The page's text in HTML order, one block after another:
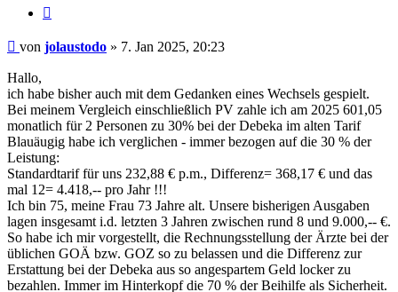
Beitrag
von jolaustodo » 7. Jan 2025, 20:23
Hallo,
ich habe bisher auch mit dem Gedanken eines Wechsels gespielt.
Bei meinem Vergleich einschließlich PV zahle ich am 2025 601,05
monatlich für 2 Personen zu 30% bei der Debeka im alten Tarif
Blauäugig habe ich verglichen - immer bezogen auf die 30 % der
Leistung:
Standardtarif für uns 232,88 € p.m., Differenz= 368,17 € und das
mal 12= 4.418,-- pro Jahr !!!
Ich bin 75, meine Frau 73 Jahre alt. Unsere bisherigen Ausgaben
lagen insgesamt i.d. letzten 3 Jahren zwischen rund 8 und 9.000,-- €.
So habe ich mir vorgestellt, die Rechnungsstellung der Ärzte bei der
üblichen GOÄ bzw. GOZ so zu belassen und die Differenz zur
Erstattung bei der Debeka aus so angespartem Geld locker zu
bezahlen. Immer im Hinterkopf die 70 % der Beihilfe als Sicherheit.